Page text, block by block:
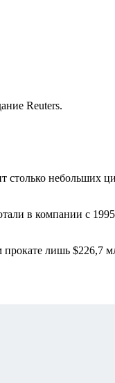
Reuters.
столько небольших
в компании с
прокате лишь